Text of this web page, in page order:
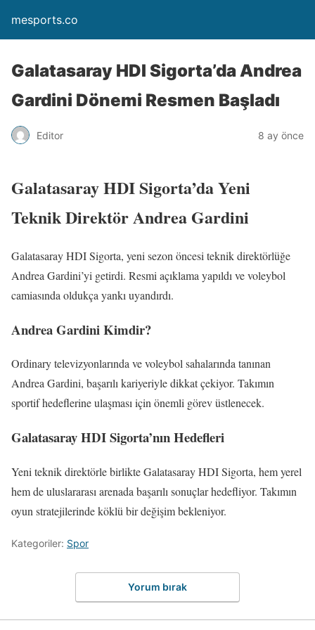
mesports.co
Galatasaray HDI Sigorta’da Andrea
Gardini Dönemi Resmen Başladı
Editor 8 ay önce
Galatasaray HDI Sigorta’da Yeni
Teknik Direktör Andrea Gardini
Galatasaray HDI Sigorta, yeni sezon öncesi teknik direktörlüğe
Andrea Gardini’yi getirdi. Resmi açıklama yapıldı ve voleybol
camiasında oldukça yankı uyandırdı.
Andrea Gardini Kimdir?
Ordinary televizyonlarında ve voleybol sahalarında tanınan
Andrea Gardini, başarılı kariyeriyle dikkat çekiyor. Takımın
sportif hedeflerine ulaşması için önemli görev üstlenecek.
Galatasaray HDI Sigorta’nın Hedefleri
Yeni teknik direktörle birlikte Galatasaray HDI Sigorta, hem yerel
hem de uluslararası arenada başarılı sonuçlar hedefliyor. Takımın
oyun stratejilerinde köklü bir değişim bekleniyor.
Kategoriler: Spor
Yorum bırak